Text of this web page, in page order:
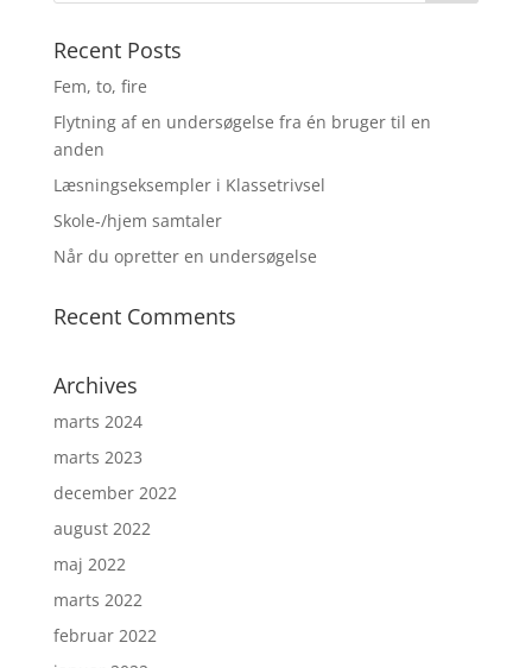
Recent Posts
Fem, to, fire
Flytning af en undersøgelse fra én bruger til en
anden
Læsningseksempler i Klassetrivsel
Skole-/hjem samtaler
Når du opretter en undersøgelse
Recent Comments
Archives
marts 2024
marts 2023
december 2022
august 2022
maj 2022
marts 2022
februar 2022